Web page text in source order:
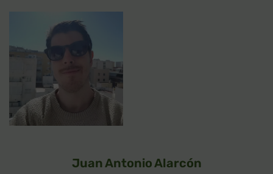
Juan Antonio Alarcón